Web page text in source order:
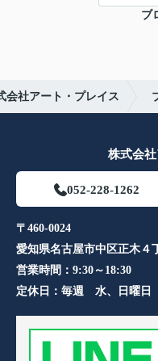
ブ
会社アート・プレイス
株式会
052-228-1262
〒460-0024
愛知県名古屋市中区正木４
営業時間： 9:30～18:30
定休日： 毎週 水、日曜日